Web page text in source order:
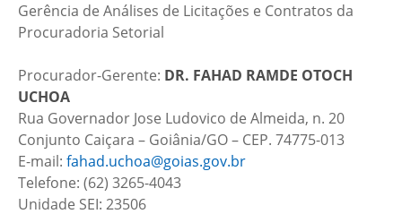
Gerência de Análises de Licitações e Contratos da
Procuradoria Setorial
Procurador-Gerente: DR. FAHAD RAMDE OTOCH
UCHOA
Rua Governador Jose Ludovico de Almeida, n. 20
Conjunto Caiçara – Goiânia/GO – CEP. 74775-013
E-mail: fahad.uchoa@goias.gov.br
Telefone: (62) 3265-4043
Unidade SEI: 23506